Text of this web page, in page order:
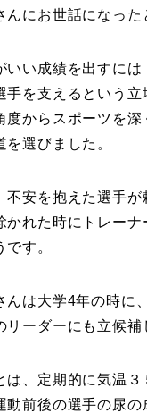
にお世話になった
いい成績を出すには
手を支えるという立
度からスポーツを深
選びました。
不安を抱えた選手が
かれた時にトレーナ
す。
んは大学4年の時に
ーダーにも立候補
は、定期的に気温３
動前後の選手の尿の